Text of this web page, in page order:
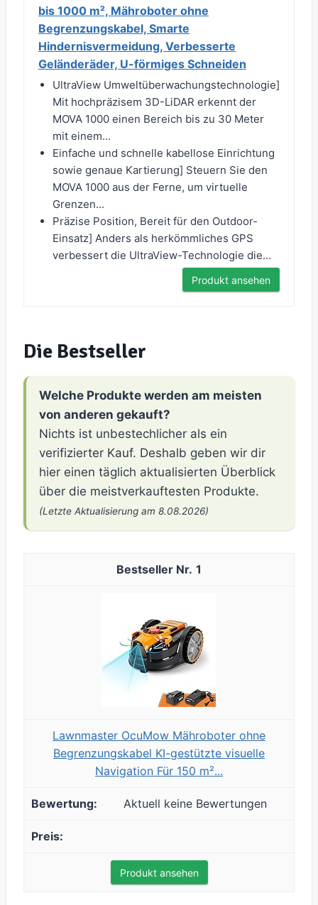
bis 1000 m², Mähroboter ohne
Begrenzungskabel, Smarte
Hindernisvermeidung, Verbesserte
Geländeräder, U-förmiges Schneiden
UltraView Umweltüberwachungstechnologie]
Mit hochpräzisem 3D-LiDAR erkennt der
MOVA 1000 einen Bereich bis zu 30 Meter
mit einem...
Einfache und schnelle kabellose Einrichtung
sowie genaue Kartierung] Steuern Sie den
MOVA 1000 aus der Ferne, um virtuelle
Grenzen...
Präzise Position, Bereit für den Outdoor-
Einsatz] Anders als herkömmliches GPS
verbessert die UltraView-Technologie die...
Produkt ansehen
Die Bestseller
Welche Produkte werden am meisten
von anderen gekauft?
Nichts ist unbestechlicher als ein
verifizierter Kauf. Deshalb geben wir dir
hier einen täglich aktualisierten Überblick
über die meistverkauftesten Produkte.
(Letzte Aktualisierung am 8.08.2026)
1
Lawnmaster OcuMow Mähroboter ohne
Begrenzungskabel KI-gestützte visuelle
Navigation Für 150 m²...
Aktuell keine Bewertungen
Produkt ansehen